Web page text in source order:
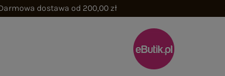
dostawa od 200,00 zł